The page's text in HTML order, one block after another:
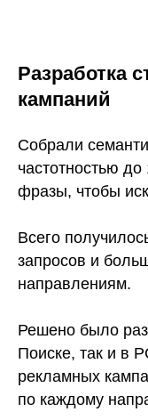
Разработка
кампаний
Собрали
частотностью
фразы, чтобы
Всего
запросов и
направлениям.
Решено было
Поиске, так и в
рекламных
по каждому